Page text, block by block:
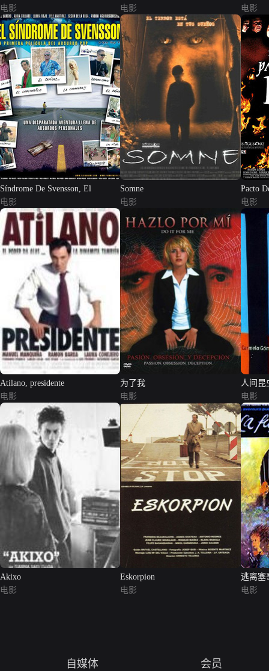
电影
电影
电影
Síndrome De Svensson, El
电影
Somne
电影
Pacto
电影
Atilano, presidente
电影
为了我
电影
人间昆
电影
Akixo
电影
Eskorpion
电影
逃离塞
电影
自媒体 会员